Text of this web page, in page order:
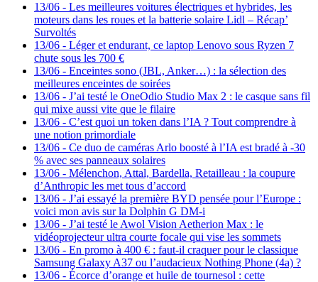
13/06 - Les meilleures voitures électriques et hybrides, les
moteurs dans les roues et la batterie solaire Lidl – Récap’
Survoltés
13/06 - Léger et endurant, ce laptop Lenovo sous Ryzen 7
chute sous les 700 €
13/06 - Enceintes sono (JBL, Anker…) : la sélection des
meilleures enceintes de soirées
13/06 - J’ai testé le OneOdio Studio Max 2 : le casque sans fil
qui mixe aussi vite que le filaire
13/06 - C’est quoi un token dans l’IA ? Tout comprendre à
une notion primordiale
13/06 - Ce duo de caméras Arlo boosté à l’IA est bradé à -30
% avec ses panneaux solaires
13/06 - Mélenchon, Attal, Bardella, Retailleau : la coupure
d’Anthropic les met tous d’accord
13/06 - J’ai essayé la première BYD pensée pour l’Europe :
voici mon avis sur la Dolphin G DM-i
13/06 - J’ai testé le Awol Vision Aetherion Max : le
vidéoprojecteur ultra courte focale qui vise les sommets
13/06 - En promo à 400 € : faut-il craquer pour le classique
Samsung Galaxy A37 ou l’audacieux Nothing Phone (4a) ?
13/06 - Écorce d’orange et huile de tournesol : cette